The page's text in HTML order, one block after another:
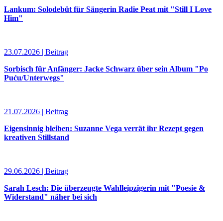
Lankum: Solodebüt für Sängerin Radie Peat mit "Still I Love
Him"
23.07.2026 | Beitrag
Sorbisch für Anfänger: Jacke Schwarz über sein Album "Po
Puću/Unterwegs"
21.07.2026 | Beitrag
Eigensinnig bleiben: Suzanne Vega verrät ihr Rezept gegen
kreativen Stillstand
29.06.2026 | Beitrag
Sarah Lesch: Die überzeugte Wahlleipzigerin mit "Poesie &
Widerstand" näher bei sich